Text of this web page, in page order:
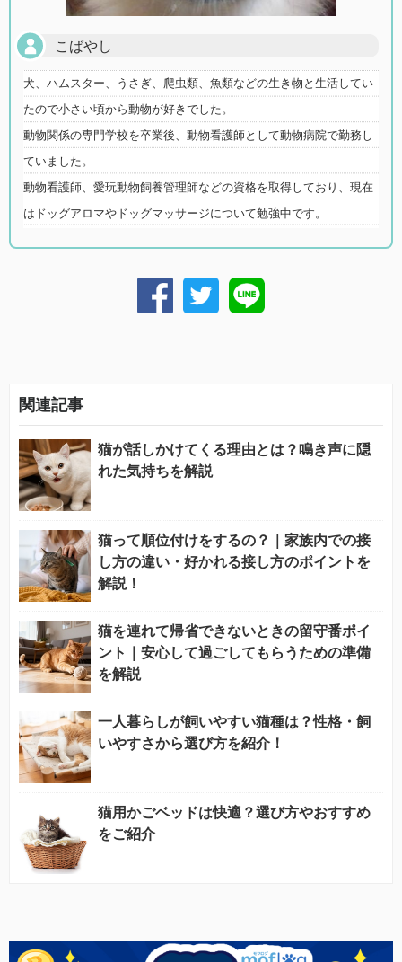
こばやし
犬、ハムスター、うさぎ、爬虫類、魚類などの生き物と生活してい
たので小さい頃から動物が好きでした。
動物関係の専門学校を卒業後、動物看護師として動物病院で勤務し
ていました。
動物看護師、愛玩動物飼養管理師などの資格を取得しており、現在
はドッグアロマやドッグマッサージについて勉強中です。
関連記事
猫が話しかけてくる理由とは？鳴き声に隠
れた気持ちを解説
猫って順位付けをするの？｜家族内での接
し方の違い・好かれる接し方のポイントを
解説！
猫を連れて帰省できないときの留守番ポイ
ント｜安心して過ごしてもらうための準備
を解説
一人暮らしが飼いやすい猫種は？性格・飼
いやすさから選び方を紹介！
猫用かごベッドは快適？選び方やおすすめ
をご紹介